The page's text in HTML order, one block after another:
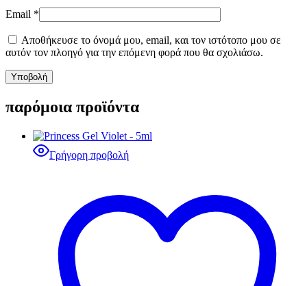
Email *
Αποθήκευσε το όνομά μου, email, και τον ιστότοπο μου σε
αυτόν τον πλοηγό για την επόμενη φορά που θα σχολιάσω.
παρόμοια προϊόντα
Γρήγορη προβολή